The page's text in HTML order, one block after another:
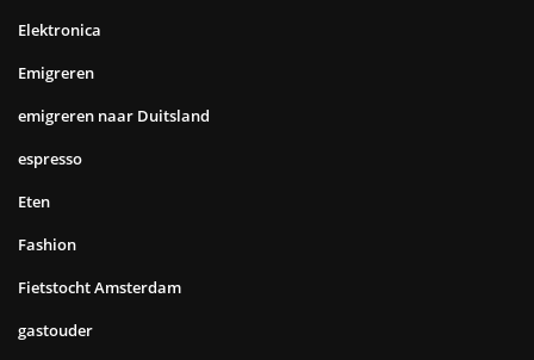
Elektronica
Emigreren
emigreren naar Duitsland
espresso
Eten
Fashion
Fietstocht Amsterdam
gastouder